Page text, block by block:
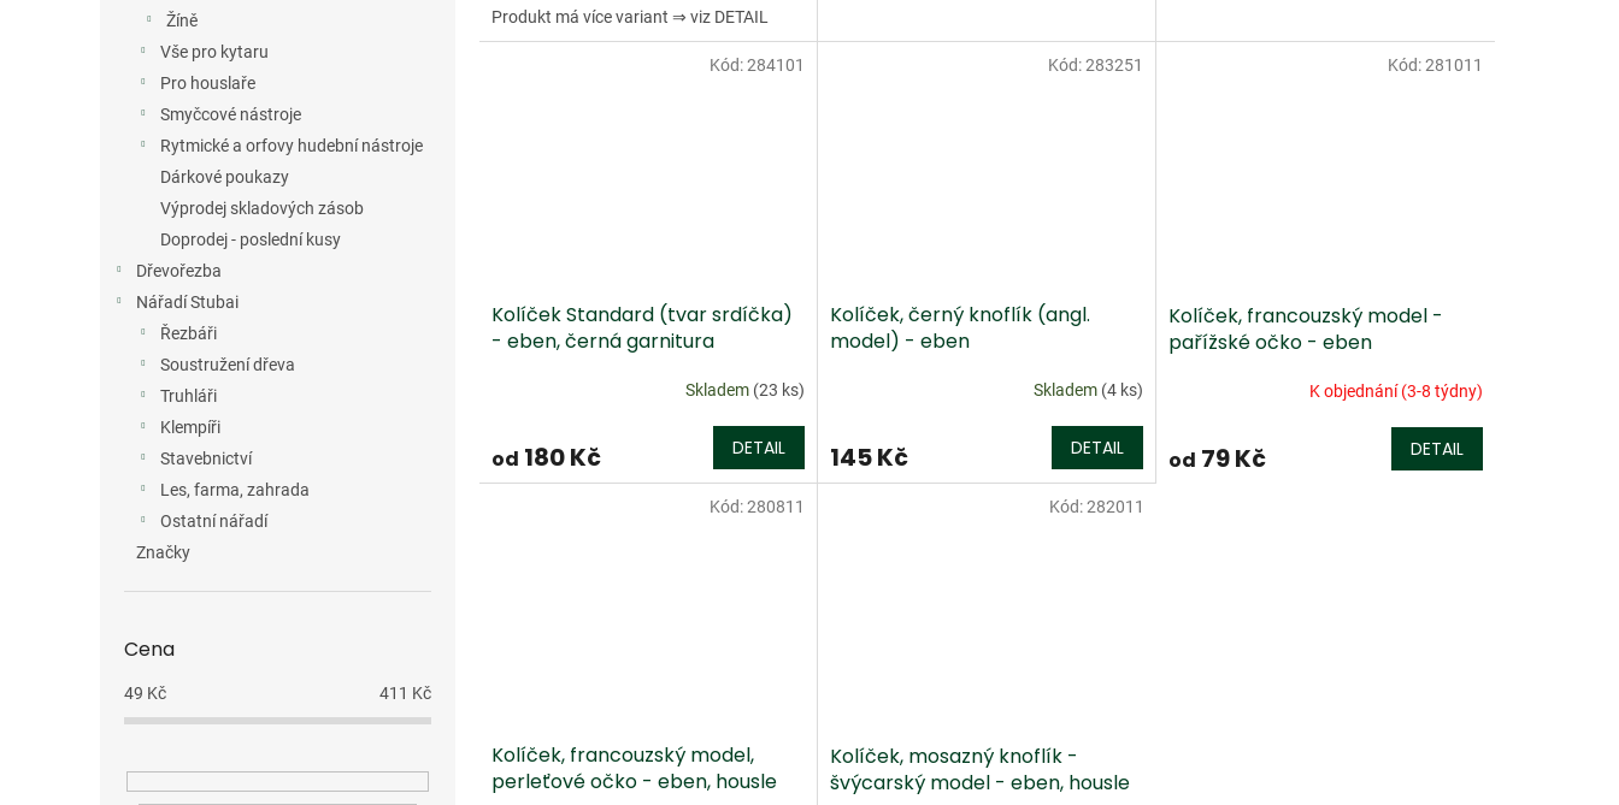
Žíně
Vše pro kytaru
Pro houslaře
Smyčcové nástroje
Rytmické a orfovy hudební nástroje
Dárkové poukazy
Výprodej skladových zásob
Doprodej - poslední kusy
Dřevořezba
Nářadí Stubai
Řezbáři
Soustružení dřeva
Truhláři
Klempíři
Stavebnictví
Les, farma, zahrada
Ostatní nářadí
Značky
Cena
49 Kč 411 Kč
Produkt má více variant ⇒ viz DETAIL
Kolíček Standard (tvar srdíčka)
- eben, černá garnitura
Skladem (23 ks)
od 180 Kč DETAIL
Kód:284101
Kolíček, černý knoflík (angl.
model) - eben
Skladem (4 ks)
145 Kč DETAIL
Kód:283251
Kolíček, francouzský model -
pařížské očko - eben
K objednání (3-8 týdny)
od 79 Kč DETAIL
Kód:281011
Kolíček, francouzský model,
perleťové očko - eben, housle
Kód:280811
Kolíček, mosazný knoflík -
švýcarský model - eben, housle
Kód:282011